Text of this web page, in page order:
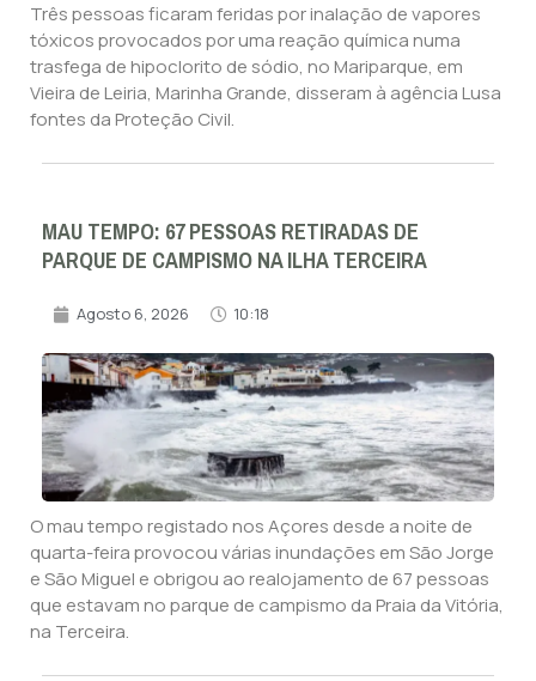
Três pessoas ficaram feridas por inalação de vapores
tóxicos provocados por uma reação química numa
trasfega de hipoclorito de sódio, no Mariparque, em
Vieira de Leiria, Marinha Grande, disseram à agência Lusa
fontes da Proteção Civil.
MAU TEMPO: 67 PESSOAS RETIRADAS DE
PARQUE DE CAMPISMO NA ILHA TERCEIRA
Agosto 6, 2026 10:18
O mau tempo registado nos Açores desde a noite de
quarta-feira provocou várias inundações em São Jorge
e São Miguel e obrigou ao realojamento de 67 pessoas
que estavam no parque de campismo da Praia da Vitória,
na Terceira.